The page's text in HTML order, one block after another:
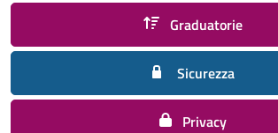
Graduatorie
Sicurezza
Privacy